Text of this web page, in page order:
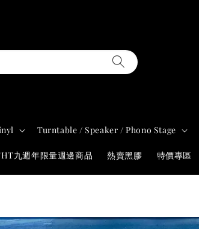
Turntable / Speaker / Phono Stage
九週年限量週邊商品 熱賣黑膠 特價專區